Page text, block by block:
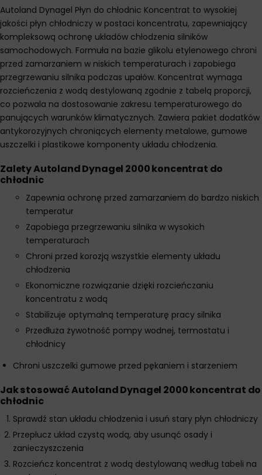
Autoland Dynagel Płyn do chłodnic Koncentrat to wysokiej
jakości płyn chłodniczy w postaci koncentratu, zapewniający
kompleksową ochronę układów chłodzenia silników
samochodowych. Formuła na bazie glikolu etylenowego chroni
przed zamarzaniem w niskich temperaturach i zapobiega
przegrzewaniu silnika podczas upałów. Koncentrat wymaga
rozcieńczenia z wodą destylowaną zgodnie z tabelą proporcji,
co pozwala na dostosowanie zakresu temperaturowego do
panujących warunków klimatycznych. Zawiera pakiet dodatków
antykorozyjnych chroniących elementy metalowe, gumowe
uszczelki i plastikowe komponenty układu chłodzenia.
Zalety Autoland Dynagel 2000 koncentrat do
chłodnic
Zapewnia ochronę przed zamarzaniem do bardzo niskich
temperatur
Zapobiega przegrzewaniu silnika w wysokich
temperaturach
Chroni przed korozją wszystkie elementy układu
chłodzenia
Ekonomiczne rozwiązanie dzięki rozcieńczaniu
koncentratu z wodą
Stabilizuje optymalną temperaturę pracy silnika
Przedłuża żywotność pompy wodnej, termostatu i
chłodnicy
Chroni uszczelki gumowe przed pękaniem i starzeniem
Jak stosować Autoland Dynagel 2000 koncentrat do
chłodnic
Sprawdź stan układu chłodzenia i usuń stary płyn chłodniczy
Przepłucz układ czystą wodą, aby usunąć osady i
zanieczyszczenia
Rozcieńcz koncentrat z wodą destylowaną według tabeli na